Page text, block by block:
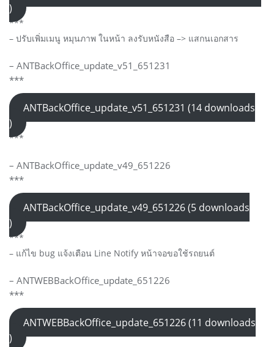
)
***
– ปรับเพิ่มเมนู หมุนภาพ ในหน้า ลงรับหนังสือ –> แสกนเอกสาร
– ANTBackOffice_update_v51_651231
***
ANTBackOffice_update_v51_651231 (14 downloads
)
***
– ANTBackOffice_update_v49_651226
***
ANTBackOffice_update_v49_651226 (5 downloads
)
***
– แก้ไข bug แจ้งเตือน Line Notify หน้าจอขอใช้รถยนต์
– ANTWEBBackOffice_update_651226
***
ANTWEBBackOffice_update_651226 (11 downloads
)